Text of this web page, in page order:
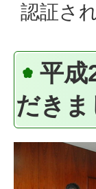
認証さ
平成
だきま